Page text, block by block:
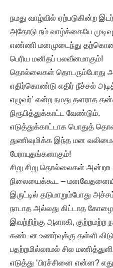
நமது வாழ்வில் ஏற்படுகின்ற
அதோடு நம் வாழ்க்கையே
எண்ணி மனமுடைந்து
பெரிய மனிதப் பலவீனமாகும்!
தொல்லைகள் தொடரும்போது
எதிர்கொண்டு எதிர் நீச்சல்
எழுவர்’ என்ற நமது தளராத
நிரூபித்துக்காட்ட வேண்டும்.
எடுத்துக்காட்டாக பொதுத்
துணிவுமிக்க இந்த மன
பேராயுதங்களாகும்!
சிறு சிறு தொல்லைகள்
நிலையைக்கூட –
இருட்டில் தடுமாறும்போது
நாடாத அல்லது கிட்டாத
இவற்றிற்கு ஆளாகி, குற்றமற்ற
கண்டன உணர்வுக்கு தள்ளி
பதற்றமில்லாமல் சில
எடுத்து ‘பிரச்சினை என்ன?